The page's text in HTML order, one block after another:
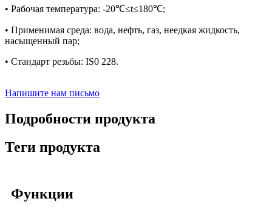
• Рабочая температура: -20℃≤t≤180℃;
• Применимая среда: вода, нефть, газ, неедкая жидкость,
насыщенный пар;
• Стандарт резьбы: IS0 228.
Напишите нам письмо
Подробности продукта
Теги продукта
Функции